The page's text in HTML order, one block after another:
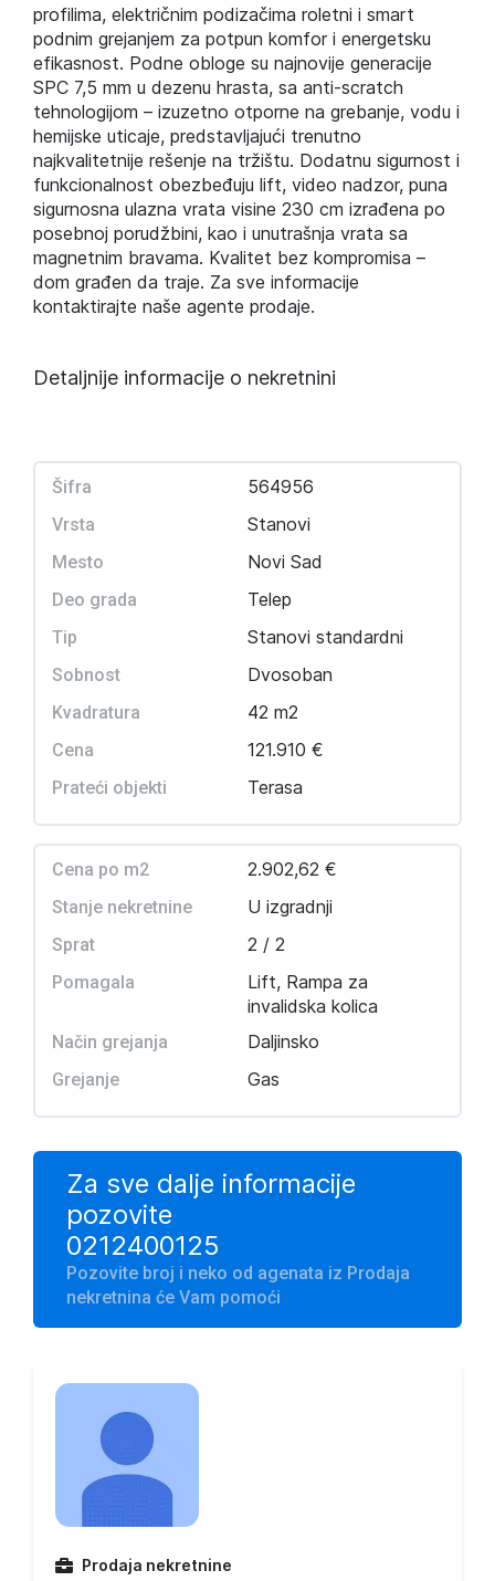
profilima, električnim podizačima roletni i smart
podnim grejanjem za potpun komfor i energetsku
efikasnost. Podne obloge su najnovije generacije
SPC 7,5 mm u dezenu hrasta, sa anti-scratch
tehnologijom – izuzetno otporne na grebanje, vodu i
hemijske uticaje, predstavljajući trenutno
najkvalitetnije rešenje na tržištu. Dodatnu sigurnost i
funkcionalnost obezbeđuju lift, video nadzor, puna
sigurnosna ulazna vrata visine 230 cm izrađena po
posebnoj porudžbini, kao i unutrašnja vrata sa
magnetnim bravama. Kvalitet bez kompromisa –
dom građen da traje. Za sve informacije
kontaktirajte naše agente prodaje.
Detaljnije informacije o nekretnini
Šifra 564956
Vrsta Stanovi
Mesto Novi Sad
Deo grada Telep
Tip Stanovi standardni
Sobnost Dvosoban
Kvadratura 42 m2
Cena 121.910 €
Prateći objekti Terasa
Cena po m2 2.902,62 €
Stanje nekretnine U izgradnji
Sprat 2 / 2
Pomagala
Lift, Rampa za
invalidska kolica
Način grejanja Daljinsko
Grejanje Gas
Za sve dalje informacije
pozovite
0212400125
Pozovite broj i neko od agenata iz Prodaja
nekretnina će Vam pomoći
Prodaja nekretnine